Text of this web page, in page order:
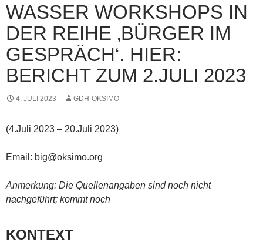
WASSER WORKSHOPS IN
DER REIHE ‚BÜRGER IM
GESPRÄCH‘. HIER:
BERICHT ZUM 2.JULI 2023
4. JULI 2023 GDH-OKSIMO
(4.Juli 2023 – 20.Juli 2023)
Email: big@oksimo.org
Anmerkung: Die Quellenangaben sind noch nicht
nachgeführt; kommt noch
KONTEXT